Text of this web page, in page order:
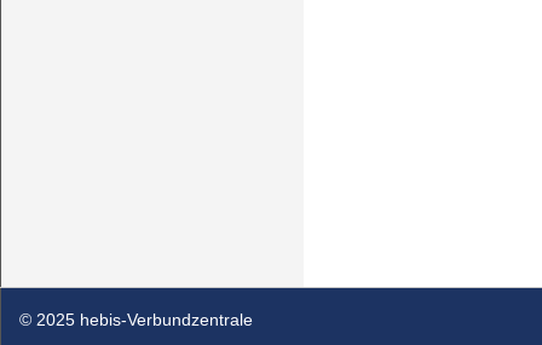
© 2025 hebis-Verbundzentrale